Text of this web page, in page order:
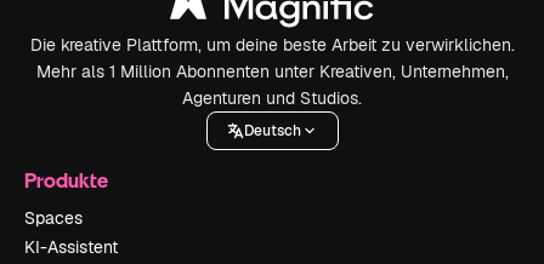
Die kreative Plattform, um deine beste Arbeit zu verwirklichen.
Mehr als 1 Million Abonnenten unter Kreativen, Unternehmen,
Agenturen und Studios.
Deutsch
Produkte
Spaces
KI-Assistent